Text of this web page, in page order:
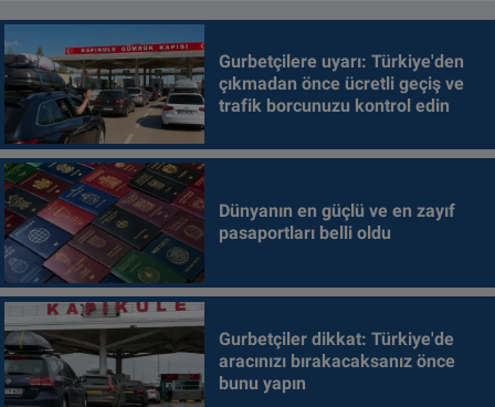
Gurbetçilere uyarı: Türkiye'den
çıkmadan önce ücretli geçiş ve
trafik borcunuzu kontrol edin
Dünyanın en güçlü ve en zayıf
pasaportları belli oldu
Gurbetçiler dikkat: Türkiye'de
aracınızı bırakacaksanız önce
bunu yapın